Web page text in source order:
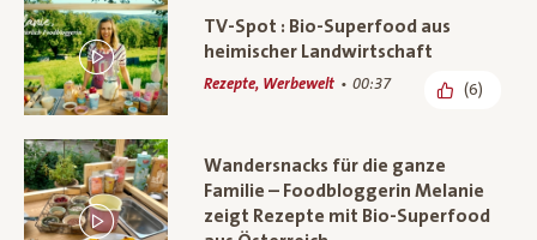
TV-Spot : Bio-Superfood aus
heimischer Landwirtschaft
Rezepte, Werbewelt 00:37 (6)
Wandersnacks für die ganze
Familie – Foodbloggerin Melanie
zeigt Rezepte mit Bio-Superfood